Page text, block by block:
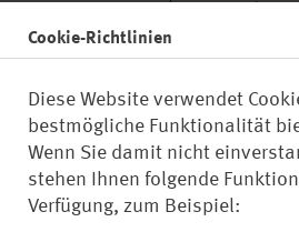
Cookie-Richtlinien
Diese Website verwendet
bestmögliche Funktionalität
Wenn Sie damit nicht
stehen Ihnen folgende
Verfügung, zum Beispiel: